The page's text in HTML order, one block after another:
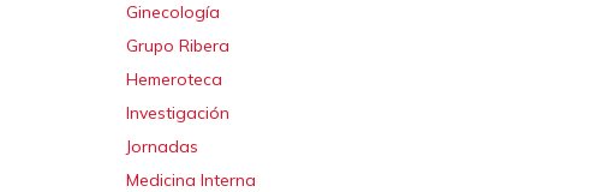
Ginecología
Grupo Ribera
Hemeroteca
Investigación
Jornadas
Medicina Interna